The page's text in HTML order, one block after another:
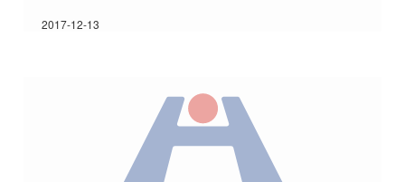
于治疗病猪的时间和劳动力。更重要的是，兽药公司还可
器。之前曾抽吸过抗生素的注射器会导致疫苗失效。全进
2017-12-13